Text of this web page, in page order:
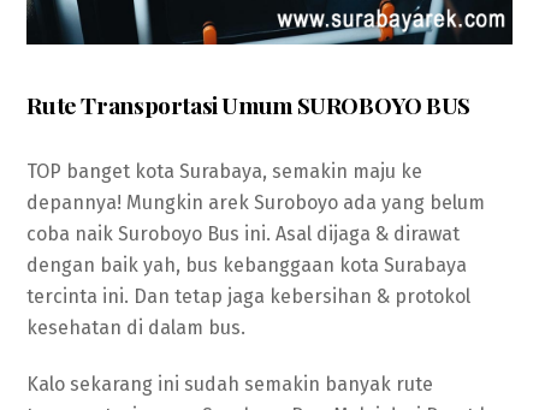
Rute Transportasi Umum SUROBOYO BUS
TOP banget kota Surabaya, semakin maju ke
depannya! Mungkin arek Suroboyo ada yang belum
coba naik Suroboyo Bus ini. Asal dijaga & dirawat
dengan baik yah, bus kebanggaan kota Surabaya
tercinta ini. Dan tetap jaga kebersihan & protokol
kesehatan di dalam bus.
Kalo sekarang ini sudah semakin banyak rute